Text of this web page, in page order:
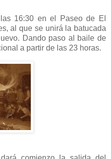
16:30 en el Paseo de El
al que se unirá la batucada
Dando paso al baile de
a partir de las 23 horas.